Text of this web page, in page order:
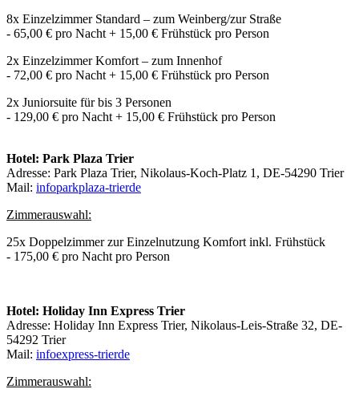
8x Einzelzimmer Standard – zum Weinberg/zur Straße
- 65,00 € pro Nacht + 15,00 € Frühstück pro Person
2x Einzelzimmer Komfort – zum Innenhof
- 72,00 € pro Nacht + 15,00 € Frühstück pro Person
2x Juniorsuite für bis 3 Personen
- 129,00 € pro Nacht + 15,00 € Frühstück pro Person
Hotel: Park Plaza Trier
Adresse: Park Plaza Trier, Nikolaus-Koch-Platz 1, DE-54290 Trier
Mail: infoparkplaza-trierde
Zimmerauswahl:
25x Doppelzimmer zur Einzelnutzung Komfort inkl. Frühstück
- 175,00 € pro Nacht pro Person
Hotel: Holiday Inn Express Trier
Adresse: Holiday Inn Express Trier, Nikolaus-Leis-Straße 32, DE-
54292 Trier
Mail: infoexpress-trierde
Zimmerauswahl: